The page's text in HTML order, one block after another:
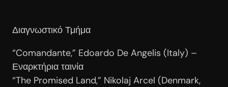
Διαγνωστικό Τμήμα
“Comandante,” Edoardo De Angelis (Italy) –
Εναρκτήρια ταινία
“The Promised Land,” Nikolaj Arcel (Denmark,